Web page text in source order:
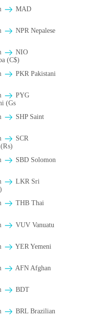
MAD
NPR Nepalese
NIO
(C$)
PKR Pakistani
PYG
(Gs
SHP Saint
SCR
(₨)
SBD Solomon
LKR Sri
THB Thai
VUV Vanuatu
YER Yemeni
AFN Afghan
BDT
BRL Brazilian